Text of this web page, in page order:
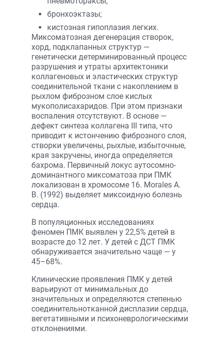
бронхоэктазы;
кистозная гипоплазия легких.
Миксоматозная дегенерация створок,
хорд, подклапанных структур —
генетически детерминированный процесс
разрушения и утраты архитектоники
коллагеновых и эластических структур
соединительной ткани с накоплением в
рыхлом фиброзном слое кислых
мукополисахаридов. При этом признаки
воспаления отсутствуют. В основе —
дефект синтеза коллагена III типа, что
приводит к истончению фиброзного слоя,
створки увеличены, рыхлые, избыточные,
края закручены, иногда определяется
бахрома. Первичный локус аутосомно-
доминантного миксоматоза при ПМК
локализован в хромосоме 16. Morales A.
B. (1992) выделяет миксоидную болезнь
сердца.
В популяционных исследованиях
феномен ПМК выявлен у 22,5% детей в
возрасте до 12 лет. У детей с ДСТ ПМК
обнаруживается значительно чаще — у
45–68%.
Клинические проявления ПМК у детей
варьируют от минимальных до
значительных и определяются степенью
соединительнотканной дисплазии сердца,
вегетативными и психоневрологическими
отклонениями.